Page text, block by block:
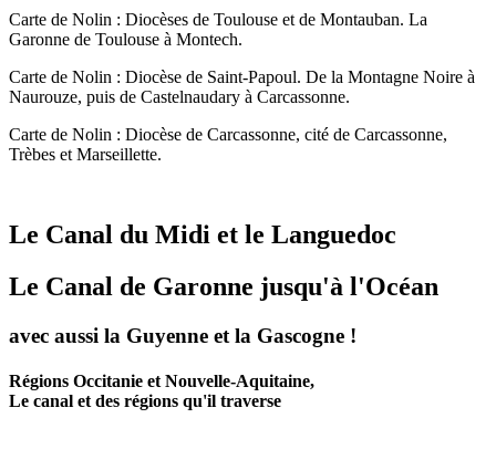
Carte de Nolin : Diocèses de Toulouse et de Montauban. La
Garonne de Toulouse à Montech.
Carte de Nolin : Diocèse de Saint-Papoul. De la Montagne Noire à
Naurouze, puis de Castelnaudary à Carcassonne.
Carte de Nolin : Diocèse de Carcassonne, cité de Carcassonne,
Trèbes et Marseillette.
Le Canal du Midi et le Languedoc
Le Canal de Garonne jusqu'à l'Océan
avec aussi la Guyenne et la Gascogne !
Régions Occitanie et Nouvelle-Aquitaine,
Le canal et des régions qu'il traverse